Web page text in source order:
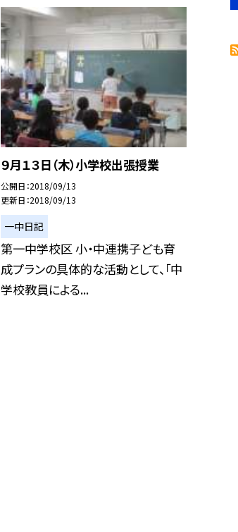
９月１３日（木）小学校出張授業
公開日 2018/09/13
更新日 2018/09/13
一中日記
第一中学校区 小・中連携子ども育
成プランの具体的な活動として、「中
学校教員による...